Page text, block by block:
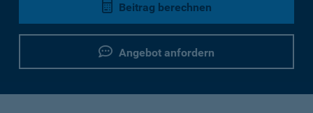
Beitrag berechnen
Angebot anfordern